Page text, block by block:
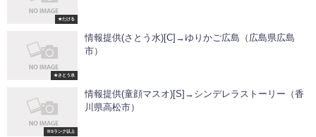
★たける
★さとう水
情報提供(さとう水)[C]→ゆりかご広島（広島県広島
市）
※Sランク以上
情報提供(童顔マスオ)[S]→シンデレラストーリー（香
川県高松市）